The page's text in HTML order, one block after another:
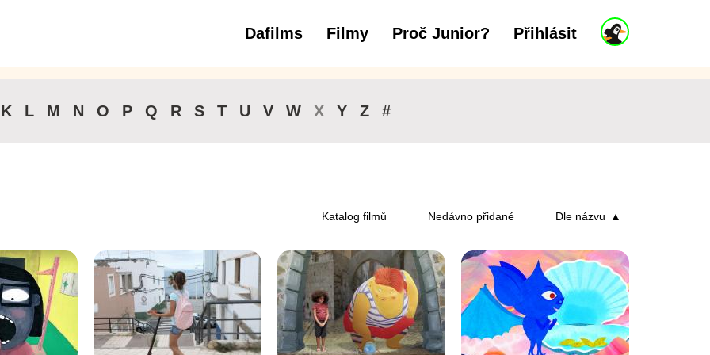
J
u
Dafilms Filmy Proč Junior? Přihlásit
3 až 6 let 7 až 11 let 12 a více let
K L M N O P Q R S T U V W X Y Z #
Katalog filmů Nedávno přidané Dle názvu